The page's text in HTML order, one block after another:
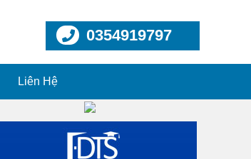
0354919797
Liên Hệ